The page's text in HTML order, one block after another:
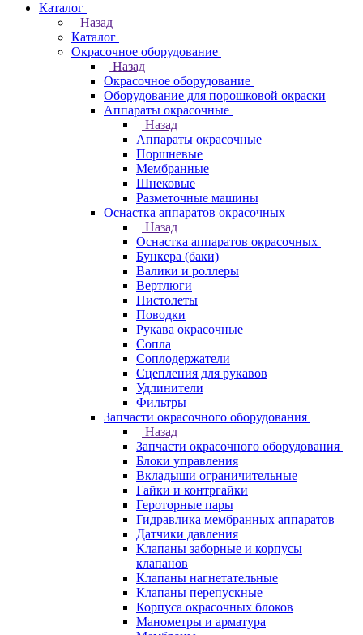
Каталог
Назад
Каталог
Окрасочное оборудование
Назад
Окрасочное оборудование
Оборудование для порошковой окраски
Аппараты окрасочные
Назад
Аппараты окрасочные
Поршневые
Мембранные
Шнековые
Разметочные машины
Оснастка аппаратов окрасочных
Назад
Оснастка аппаратов окрасочных
Бункера (баки)
Валики и роллеры
Вертлюги
Пистолеты
Поводки
Рукава окрасочные
Сопла
Соплодержатели
Сцепления для рукавов
Удлинители
Фильтры
Запчасти окрасочного оборудования
Назад
Запчасти окрасочного оборудования
Блоки управления
Вкладыши ограничительные
Гайки и контргайки
Героторные пары
Гидравлика мембранных аппаратов
Датчики давления
Клапаны заборные и корпусы
клапанов
Клапаны нагнетательные
Клапаны перепускные
Корпуса окрасочных блоков
Манометры и арматура